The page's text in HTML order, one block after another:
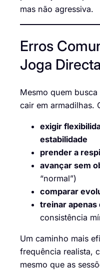
mas não agressiva.
Erros
Joga Directa
Mesmo quem
cair em armadilhas.
exigir
estabilidade
prender a
avançar sem
“normal”)
comparar
treinar apenas
consistência
Um caminho mais
frequência realista,
mesmo que as